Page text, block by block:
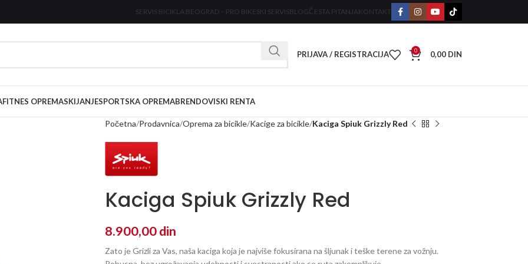
SERVIS BICIKLA BEOGRAD – PRO BIKE SKI SERVISBLOGČESTA PITANJAKONTAKT
PRIJAVA / REGISTRACIJA 0 0,00 DIN
FITNES OPREMASKIJANJESPORTSKA OPREMABRENDOVISKI RENTA
Početna Prodavnica Oprema za bicikle Kacige za bicikle Kaciga Spiuk Grizzly Red
Kaciga Spiuk Grizzly Red
8.900,00din
Zato je Grizli za Vas, naša kaciga koja je najviše fokusirana na šljunak i teške terene za vožnju.